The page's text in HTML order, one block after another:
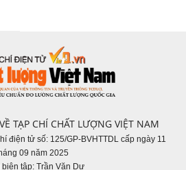
TẠP CHÍ CHẤT LƯỢNG VIỆT NAM
điện tử số: 125/GP-BVHTTDL cấp ngày 11
09 năm 2025
biên tập: Trần Văn Dư